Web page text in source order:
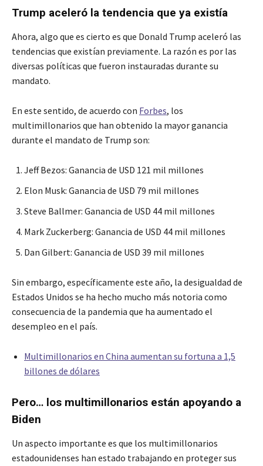
Trump aceleró la tendencia que ya existía
Ahora, algo que es cierto es que Donald Trump aceleró las
tendencias que existían previamente. La razón es por las
diversas políticas que fueron instauradas durante su
mandato.
En este sentido, de acuerdo con Forbes, los
multimillonarios que han obtenido la mayor ganancia
durante el mandato de Trump son:
Jeff Bezos: Ganancia de USD 121 mil millones
Elon Musk: Ganancia de USD 79 mil millones
Steve Ballmer: Ganancia de USD 44 mil millones
Mark Zuckerberg: Ganancia de USD 44 mil millones
Dan Gilbert: Ganancia de USD 39 mil millones
Sin embargo, específicamente este año, la desigualdad de
Estados Unidos se ha hecho mucho más notoria como
consecuencia de la pandemia que ha aumentado el
desempleo en el país.
Multimillonarios en China aumentan su fortuna a 1,5
billones de dólares
Pero… los multimillonarios están apoyando a
Biden
Un aspecto importante es que los multimillonarios
estadounidenses han estado trabajando en proteger sus